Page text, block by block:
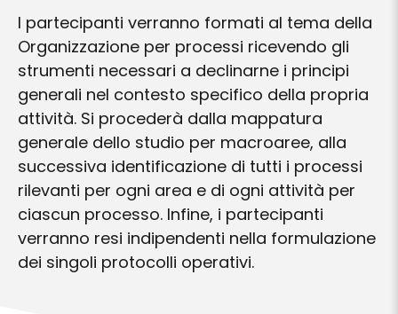
I partecipanti verranno formati al tema della
Organizzazione per processi ricevendo gli
strumenti necessari a declinarne i principi
generali nel contesto specifico della propria
attività. Si procederà dalla mappatura
generale dello studio per macroaree, alla
successiva identificazione di tutti i processi
rilevanti per ogni area e di ogni attività per
ciascun processo. Infine, i partecipanti
verranno resi indipendenti nella formulazione
dei singoli protocolli operativi.